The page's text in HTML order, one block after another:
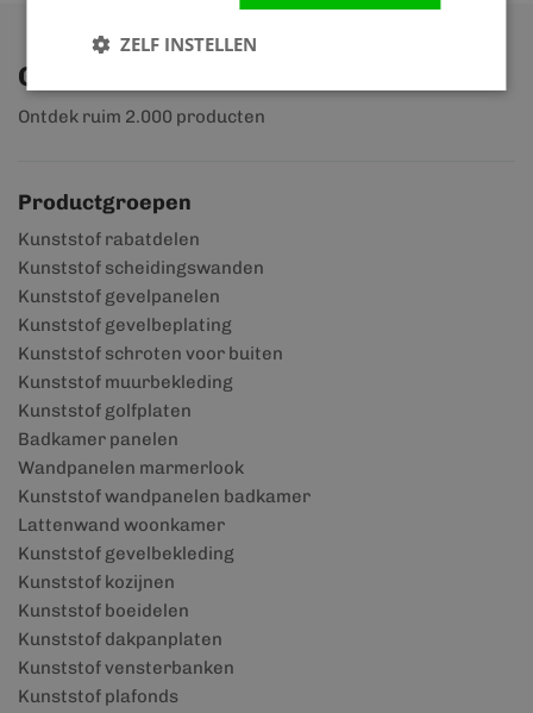
Ontdek ons assortiment
Ontdek ruim 2.000 producten
Productgroepen
Kunststof rabatdelen
Kunststof scheidingswanden
Kunststof gevelpanelen
Kunststof gevelbeplating
Kunststof schroten voor buiten
Kunststof muurbekleding
Kunststof golfplaten
Badkamer panelen
Wandpanelen marmerlook
Kunststof wandpanelen badkamer
Lattenwand woonkamer
Kunststof gevelbekleding
Kunststof kozijnen
Kunststof boeidelen
Kunststof dakpanplaten
Kunststof vensterbanken
Kunststof plafonds
ZELF INSTELLEN